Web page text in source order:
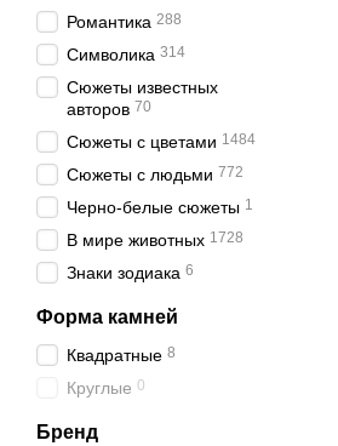
Романтика 288
Символика 314
Сюжеты известных
авторов 70
Сюжеты с цветами 1484
Сюжеты с людьми 772
Черно-белые сюжеты 1
В мире животных 1728
Знаки зодиака 6
Форма камней
Квадратные 8
Круглые 0
Бренд